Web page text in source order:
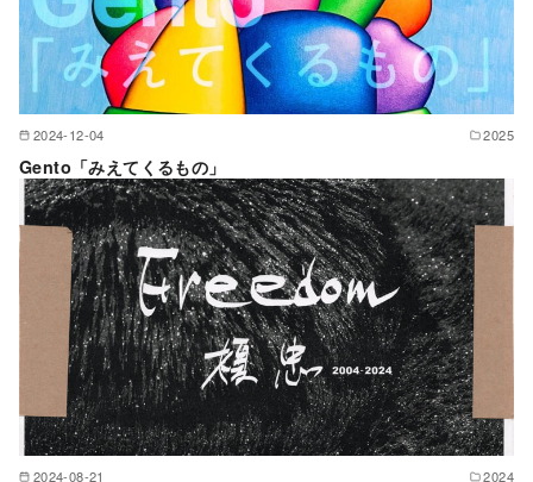
2024-12-04 2025
Gento「みえてくるもの」
2024-08-21 2024